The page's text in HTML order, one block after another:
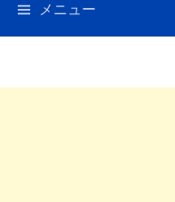
ス
メニュー